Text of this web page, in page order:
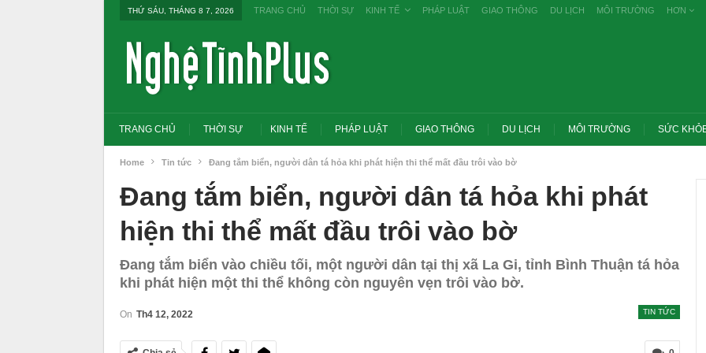
THỨ SÁU, THÁNG 8 7, 2026 TRANG CHỦ THỜI SỰ KINH TẾ PHÁP LUẬT GIAO THÔNG DU LỊCH MÔI TRƯỜNG HƠN
TRANG CHỦ THỜI SỰ KINH TẾ PHÁP LUẬT GIAO THÔNG DU LỊCH MÔI TRƯỜNG SỨC
Home Tin tức Đang tắm biển, người dân tá hỏa khi phát hiện thi thể mất đầu trôi vào bờ
Đang tắm biển, người dân tá hỏa khi phát
hiện thi thể mất đầu trôi vào bờ
Đang tắm biển vào chiều tối, một người dân tại thị xã La Gi, tỉnh Bình Thuận tá hỏa
khi phát hiện một thi thể không còn nguyên vẹn trôi vào bờ.
TIN TỨC
On Th4 12, 2022
đổi tư duy bằng cấp sang nghề nghiệp
thi THPT, công bố công khai
Trang chủ -> Bất động sản Đề xuất đánh